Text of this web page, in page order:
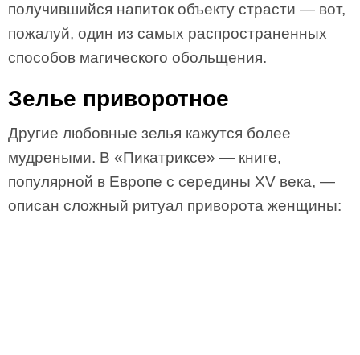
получившийся напиток объекту страсти — вот,
пожалуй, один из самых распространенных
способов магического обольщения.
Зелье приворотное
Другие любовные зелья кажутся более
мудреными. В «Пикатриксе» — книге,
популярной в Европе с середины XV века, —
описан сложный ритуал приворота женщины: